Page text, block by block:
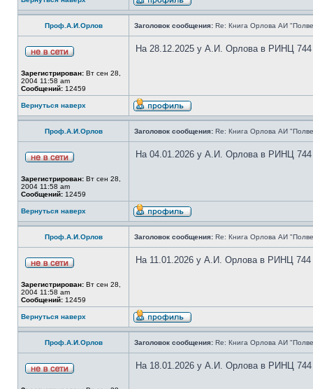
Проф.А.И.Орлов Заголовок сообщения: Re: Книга Орлова АИ
Зарегистрирован: Вт сен 28,
2004 11:58 am
Сообщений: 12459
На 28.12.2025 у А.И. Орлова в РИНЦ 744
Вернуться наверх
Проф.А.И.Орлов Заголовок сообщения: Re: Книга Орлова АИ
Зарегистрирован: Вт сен 28,
2004 11:58 am
Сообщений: 12459
На 04.01.2026 у А.И. Орлова в РИНЦ 744
Вернуться наверх
Проф.А.И.Орлов Заголовок сообщения: Re: Книга Орлова АИ
Зарегистрирован: Вт сен 28,
2004 11:58 am
Сообщений: 12459
На 11.01.2026 у А.И. Орлова в РИНЦ 744
Вернуться наверх
Проф.А.И.Орлов Заголовок сообщения: Re: Книга Орлова АИ
На 18.01.2026 у А.И. Орлова в РИНЦ 744